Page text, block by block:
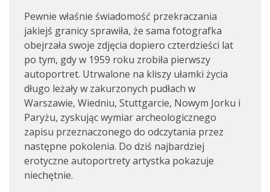
Pewnie właśnie świadomość przekraczania
jakiejś granicy sprawiła, że sama fotografka
obejrzała swoje zdjęcia dopiero czterdzieści lat
po tym, gdy w 1959 roku zrobiła pierwszy
autoportret. Utrwalone na kliszy ułamki życia
długo leżały w zakurzonych pudłach w
Warszawie, Wiedniu, Stuttgarcie, Nowym Jorku i
Paryżu, zyskując wymiar archeologicznego
zapisu przeznaczonego do odczytania przez
następne pokolenia. Do dziś najbardziej
erotyczne autoportrety artystka pokazuje
niechętnie.